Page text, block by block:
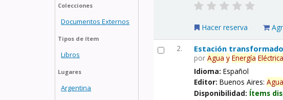
Colecciones
Documentos Externos
Tipos de ítem
Libros
Lugares
Argentina
Hacer reserva
2. Estación
porAgua y Energía
Idioma:Español
Editor:Buenos Aires:Agua
Disponibilidad: Ítems